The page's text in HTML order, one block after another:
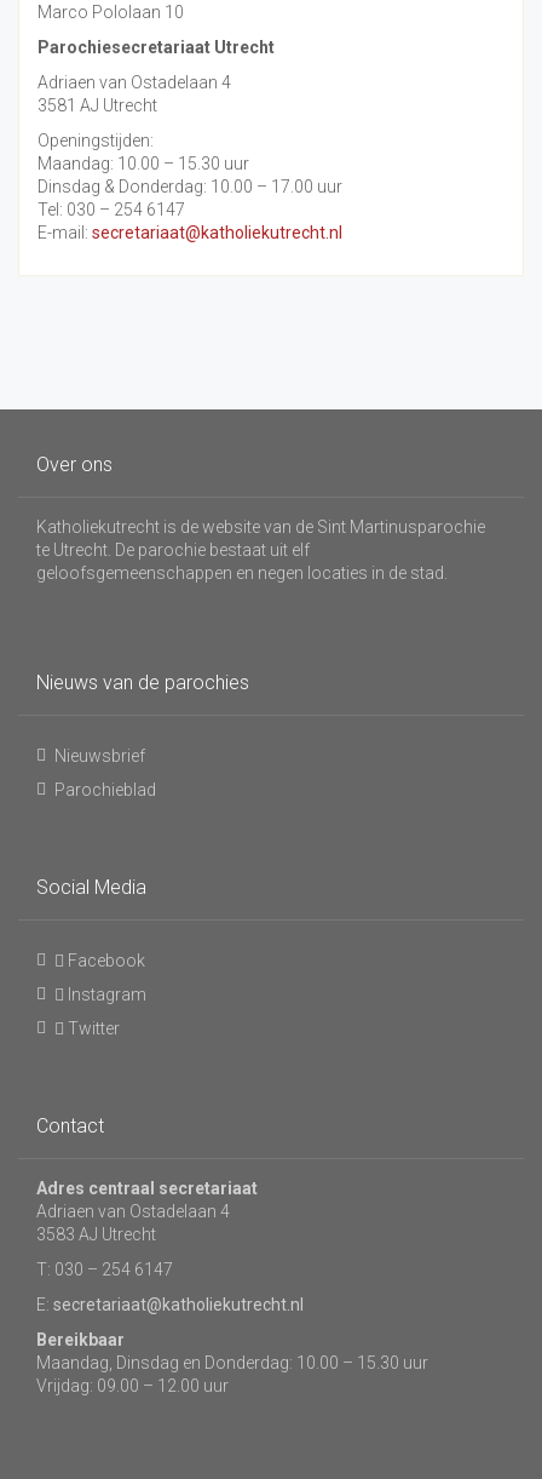
Marco Pololaan 10
Parochiesecretariaat Utrecht
Adriaen van Ostadelaan 4
3581 AJ Utrecht
Openingstijden:
Maandag: 10.00 – 15.30 uur
Dinsdag & Donderdag: 10.00 – 17.00 uur
Tel: 030 – 254 6147
E-mail: secretariaat@katholiekutrecht.nl
Over ons
Katholiekutrecht is de website van de Sint Martinusparochie
te Utrecht. De parochie bestaat uit elf
geloofsgemeenschappen en negen locaties in de stad.
Nieuws van de parochies
Nieuwsbrief
Parochieblad
Social Media
Facebook
Instagram
Twitter
Contact
Adres centraal secretariaat
Adriaen van Ostadelaan 4
3583 AJ Utrecht
T: 030 – 254 6147
E: secretariaat@katholiekutrecht.nl
Bereikbaar
Maandag, Dinsdag en Donderdag: 10.00 – 15.30 uur
Vrijdag: 09.00 – 12.00 uur